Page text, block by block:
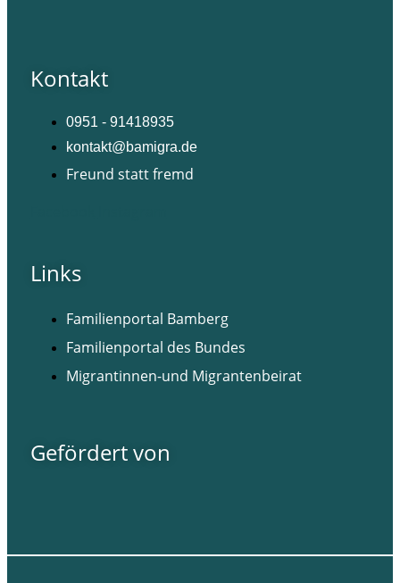
Kontakt
0951 - 91418935
kontakt@bamigra.de
Freund statt fremd
Links
Familienportal Bamberg
Familienportal des Bundes
Migrantinnen-und Migrantenbeirat
Gefördert von